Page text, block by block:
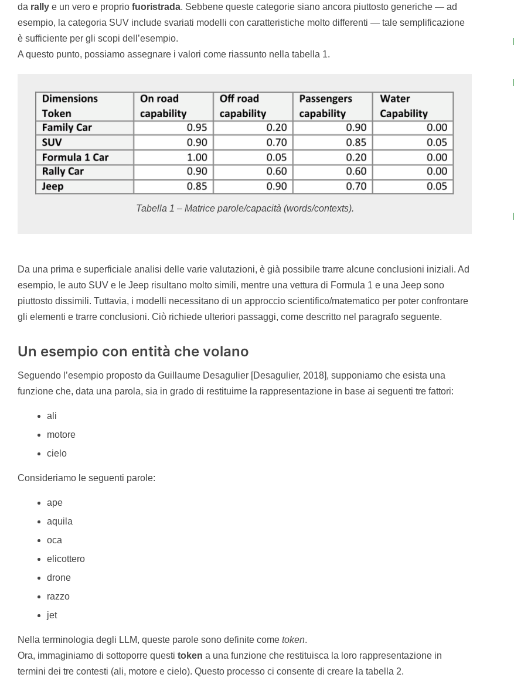
da rally e un vero e proprio fuoristrada. Sebbene queste categorie siano ancora piuttosto generiche — ad
esempio, la categoria SUV include svariati modelli con caratteristiche molto differenti — tale semplificazione
è sufficiente per gli scopi dell’esempio.
A questo punto, possiamo assegnare i valori come riassunto nella tabella 1.
Tabella 1 – Matrice parole/capacità (words/contexts).
Da una prima e superficiale analisi delle varie valutazioni, è già possibile trarre alcune conclusioni iniziali. Ad
esempio, le auto SUV e le Jeep risultano molto simili, mentre una vettura di Formula 1 e una Jeep sono
piuttosto dissimili. Tuttavia, i modelli necessitano di un approccio scientifico/matematico per poter confrontare
gli elementi e trarre conclusioni. Ciò richiede ulteriori passaggi, come descritto nel paragrafo seguente.
Un esempio con entità che volano
Seguendo l’esempio proposto da Guillaume Desagulier [Desagulier, 2018], supponiamo che esista una
funzione che, data una parola, sia in grado di restituirne la rappresentazione in base ai seguenti tre fattori:
ali
motore
cielo
Consideriamo le seguenti parole:
ape
aquila
oca
elicottero
drone
razzo
jet
Nella terminologia degli LLM, queste parole sono definite come token.
Ora, immaginiamo di sottoporre questi token a una funzione che restituisca la loro rappresentazione in
termini dei tre contesti (ali, motore e cielo). Questo processo ci consente di creare la tabella 2.